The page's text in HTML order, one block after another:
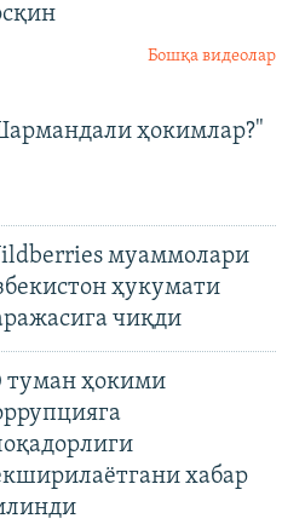
Бошқа видеолар
ҳокимлар?"
муаммолари
ҳукумати
чиқди
туман ҳокими
хабар